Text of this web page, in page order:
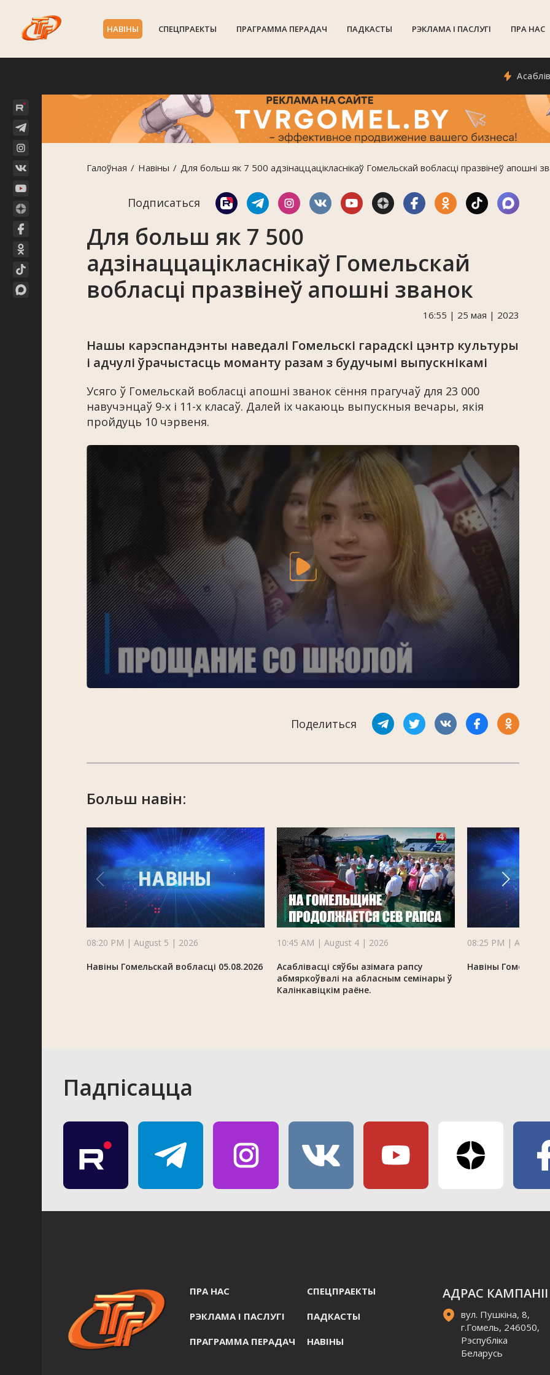
НАВIНЫ СПЕЦПРАЕКТЫ ПРАГРАММА ПЕРАДАЧ ПАДКАСТЫ РЭКЛАМА I ПАСЛУГI ПРА НАС
Асаблівасці
Галоўная Навiны Для больш як 7 500 адзінаццацікласнікаў Гомельскай вобласці празвінеў апошні
Подписаться
Для больш як 7 500
адзінаццацікласнікаў Гомельскай
вобласці празвінеў апошні званок
16:55 | 25 мая | 2023
Нашы карэспандэнты наведалі Гомельскі гарадскі цэнтр культуры
і адчулі ўрачыстасць моманту разам з будучымі выпускнікамі
Усяго ў Гомельскай вобласці апошні званок сёння прагучаў для 23 000
навучэнцаў 9-х і 11-х класаў. Далей іх чакаюць выпускныя вечары, якія
пройдуць 10 чэрвеня.
Поделиться
Больш навін:
08:20 PM | August 5 | 2026
Навіны Гомельскай вобласці 05.08.2026
10:45 AM | August 4 | 2026
Асаблівасці сяўбы азімага рапсу
абмяркоўвалі на абласным семінары ў
Калінкавіцкім раёне.
08:25 PM | August 3
Навіны
Падпісацца
ПРА НАС СПЕЦПРАЕКТЫ
РЭКЛАМА I ПАСЛУГI ПАДКАСТЫ
ПРАГРАММА ПЕРАДАЧ НАВIНЫ
АДРАС КАМПАНІІ
вул. Пушкіна, 8,
г.Гомель, 246050,
Рэспубліка
Беларусь